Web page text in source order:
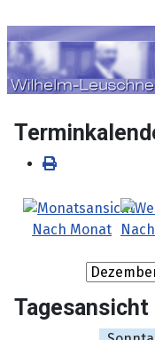
Nach Monat
Tagesansicht